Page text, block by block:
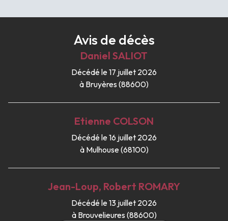
Avis de décès
Daniel SALIOT
Décédé le 17 juillet 2026
à Bruyères (88600)
Etienne COLSON
Décédé le 16 juillet 2026
à Mulhouse (68100)
Jean-Loup, Robert ROMARY
Décédé le 13 juillet 2026
à Brouvelieures (88600)